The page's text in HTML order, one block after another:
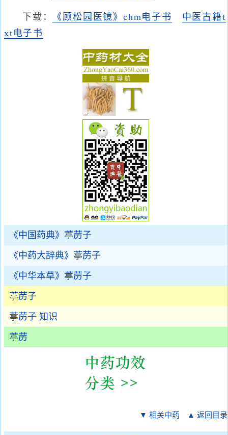
下载： 《顾松园医镜》chm电子书
中医古籍t
xt电子书
《中国药典》葶苈子
《中药大辞典》葶苈子
《中华本草》葶苈子
葶苈子
葶苈子 知识
葶苈
▼ 相关中药 ▲ 返回目录